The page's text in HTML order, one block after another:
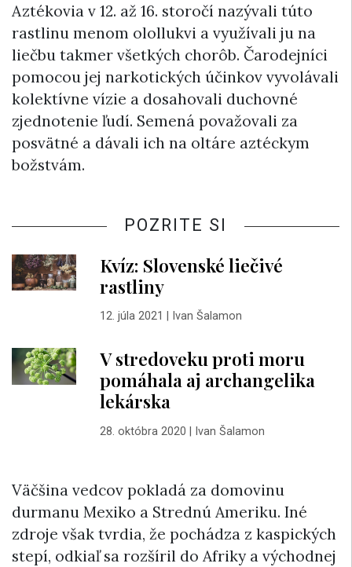
Aztékovia v 12. až 16. storočí nazývali túto
rastlinu menom olollukvi a využívali ju na
liečbu takmer všetkých chorôb. Čarodejníci
pomocou jej narkotických účinkov vyvolávali
kolektívne vízie a dosahovali duchovné
zjednotenie ľudí. Semená považovali za
posvätné a dávali ich na oltáre aztéckym
božstvám.
POZRITE SI
Kvíz: Slovenské liečivé
rastliny
12. júla 2021 Ivan Šalamon
V stredoveku proti moru
pomáhala aj archangelika
lekárska
28. októbra 2020 Ivan Šalamon
Väčšina vedcov pokladá za domovinu
durmanu Mexiko a Strednú Ameriku. Iné
zdroje však tvrdia, že pochádza z kaspických
stepí, odkiaľ sa rozšíril do Afriky a východnej